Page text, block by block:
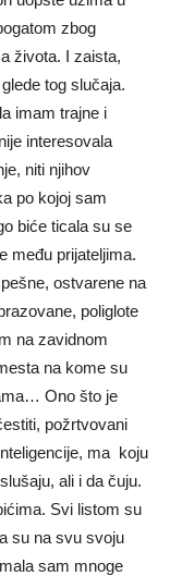
zbog
života. I zaista,
tog slučaja.
imam trajne i
interesovala
niti njihov
po kojoj sam
biće ticala su se
među prijateljima.
ostvarene na
poliglote
na zavidnom
na kome su
Ono što je
požrtvovani
ma koju
ali i da čuju.
Svi listom su
su na svu svoju
sam mnoge